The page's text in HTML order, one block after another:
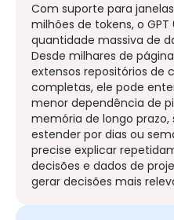
Com suporte para
milhões de tokens, o
quantidade massiva de
Desde milhares de
extensos repositórios de
completas, ele pode
menor dependência de
memória de longo prazo,
estender por dias ou
precise explicar
decisões e dados de
gerar decisões mais